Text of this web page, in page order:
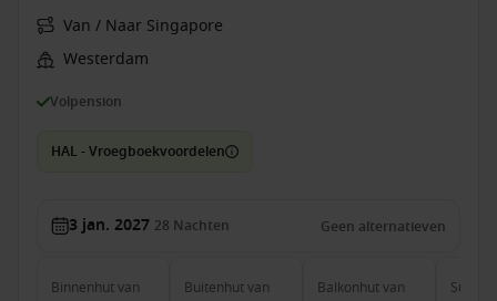
Van / Naar Singapore
Westerdam
Volpension
HAL - Vroegboekvoordelen
3 jan. 2027 28 Nachten Geen alternatieven
Binnenhutvan Buitenhutvan Balkonhutvan Suite